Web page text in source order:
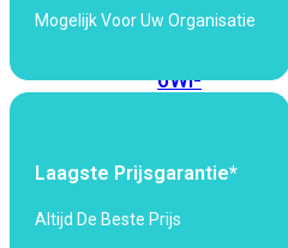
5Wi-
6Wi-
7
Wi-
Mogelijk Voor Uw Organisatie
Laagste Prijsgarantie*
Altijd De Beste Prijs